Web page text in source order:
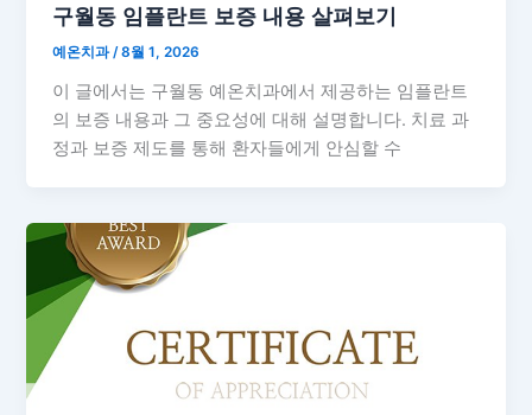
구월동 임플란트 보증 내용 살펴보기
예온치과 /8월 1, 2026
이 글에서는 구월동 예온치과에서 제공하는 임플란트
의 보증 내용과 그 중요성에 대해 설명합니다. 치료 과
정과 보증 제도를 통해 환자들에게 안심할 수